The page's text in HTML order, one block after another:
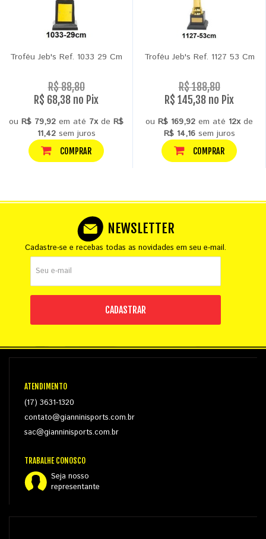
Troféu Jeb's Ref. 1033 29 Cm
R$ 88,80
R$ 68,38 no Pix
ou R$ 79,92 em até 7xde R$
11,42sem juros
COMPRAR
Troféu Jeb's Ref. 1127 53 Cm
R$ 188,80
R$ 145,38 no Pix
ou R$ 169,92 em até 12xde
R$ 14,16sem juros
COMPRAR
NEWSLETTER
Cadastre-se e recebas todas as novidades em seu e-mail.
CADASTRAR
ATENDIMENTO
(17) 3631-1320
contato@gianninisports.com.br
sac@gianninisports.com.br
TRABALHE CONOSCO
Seja nosso
representante